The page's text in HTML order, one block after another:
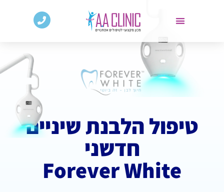
טיפול הלבנת שיניים
חדשני
Forever White